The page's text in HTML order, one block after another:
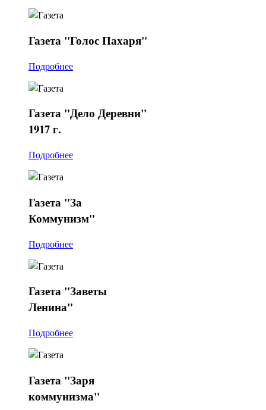
Газета "Голос Пахаря"
Подробнее
Газета "Дело Деревни"
1917 г.
Подробнее
Газета "За
Коммунизм"
Подробнее
Газета "Заветы
Ленина"
Подробнее
Газета "Заря
коммунизма"